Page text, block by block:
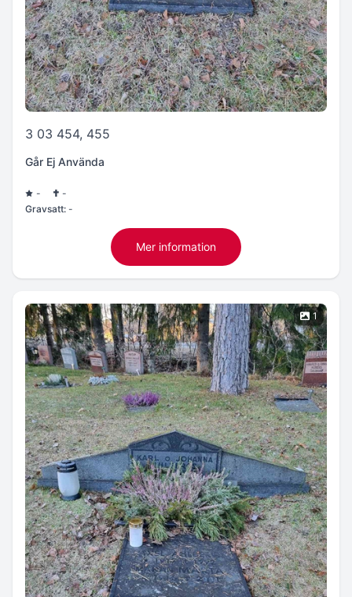
3 03 454, 455
Går Ej Använda
-
-
Gravsatt: -
Mer information
1